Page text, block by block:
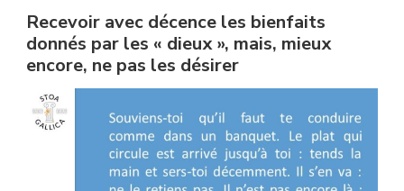
Recevoir avec décence les bienfaits
donnés par les « dieux », mais, mieux
encore, ne pas les désirer